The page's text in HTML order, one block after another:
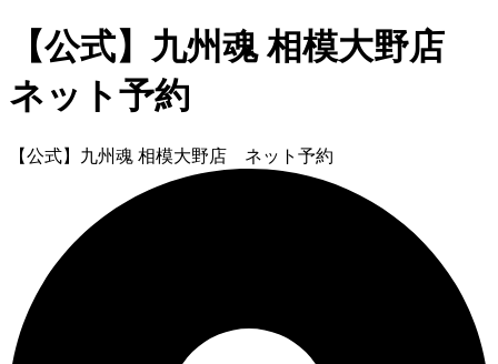
【公式】九州魂 相模大野店
ネット予約
【公式】九州魂 相模大野店 ネット予約